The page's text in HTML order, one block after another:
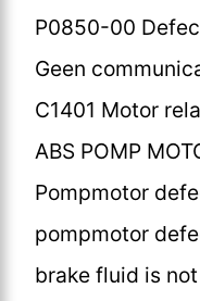
P0850-00
Geen
C1401 Motor
ABS POMP
Pompmotor
pompmotor
brake fluid is